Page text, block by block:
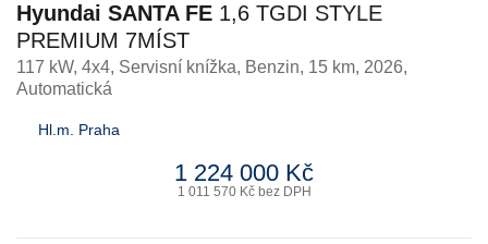
Hyundai SANTA FE 1,6 TGDI STYLE
PREMIUM 7MÍST
117 kW, 4x4, Servisní knížka, Benzin, 15 km, 2026,
Automatická
Hl.m. Praha
1 224 000 Kč
1 011 570 Kč bez DPH